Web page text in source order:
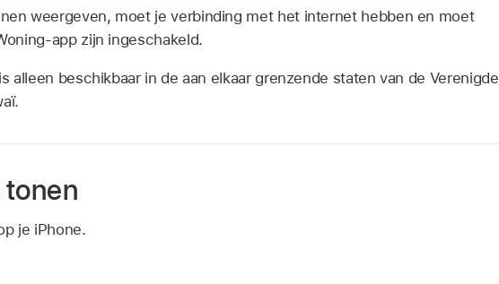
weergeven, moet je verbinding met het internet hebben en moet
app zijn ingeschakeld.
alleen beschikbaar in de aan elkaar grenzende staten van de Verenigde
tonen
je iPhone.